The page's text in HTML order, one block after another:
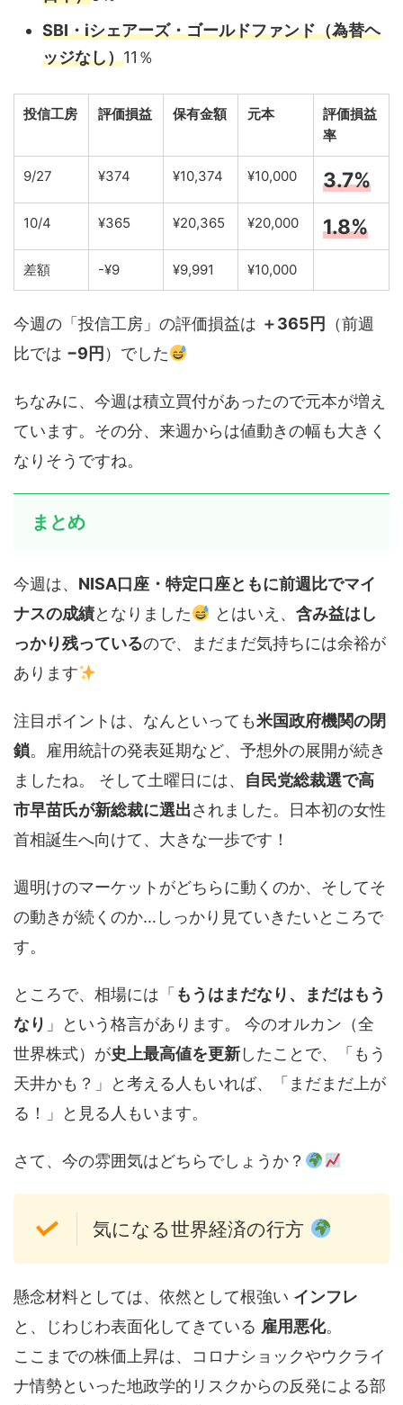
SBI・iシェアーズ・ゴールドファンド（為替ヘ
ッジなし）11％
投信工房 評価損益 保有金額 元本
評価損益
率
9/27 ¥374 ¥10,374 ¥10,000 3.7%
10/4 ¥365 ¥20,365 ¥20,000 1.8%
差額 -¥9 ¥9,991 ¥10,000
今週の「投信工房」の評価損益は ＋365円 （前週
比では −9円）でした
ちなみに、今週は積立買付があったので元本が増え
ています。その分、来週からは値動きの幅も大きく
なりそうですね。
まとめ
今週は、 NISA口座・特定口座ともに前週比でマイ
ナスの成績となりました とはいえ、 含み益はし
っかり残っているので、まだまだ気持ちには余裕が
あります
注目ポイントは、なんといっても米国政府機関の閉
鎖。雇用統計の発表延期など、予想外の展開が続き
ましたね。 そして土曜日には、 自民党総裁選で高
市早苗氏が新総裁に選出されました。日本初の女性
首相誕生へ向けて、大きな一歩です！
週明けのマーケットがどちらに動くのか、そしてそ
の動きが続くのか…しっかり見ていきたいところで
す。
ところで、相場には「もうはまだなり、まだはもう
なり 」という格言があります。 今のオルカン（全
世界株式）が史上最高値を更新したことで、「もう
天井かも？」と考える人もいれば、「まだまだ上が
る！」と見る人もいます。
さて、今の雰囲気はどちらでしょうか？
気になる世界経済の行方
懸念材料としては、依然として根強い インフレ
と、じわじわ表面化してきている 雇用悪化。
ここまでの株価上昇は、コロナショックやウクライ
ナ情勢といった地政学的リスクからの反発による部